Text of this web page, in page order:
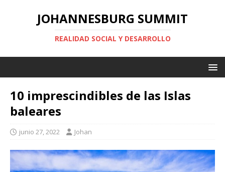
JOHANNESBURG SUMMIT
REALIDAD SOCIAL Y DESARROLLO
10 imprescindibles de las Islas
baleares
junio 27, 2022 Johan